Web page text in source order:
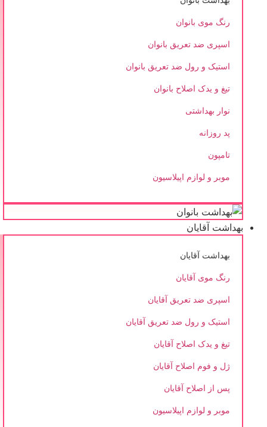
رنگ موی بانوان
اسپری ضد تعریق بانوان
استیک و رول ضد تعریق بانوان
تیغ و یدک اصلاح بانوان
نوار بهداشتی
پد روزانه
تامپون
موبر و لوازم اپیلاسیون
بهداشت آقایان
بهداشت آقایان
رنگ موی آقایان
اسپری ضد تعریق آقایان
استیک و رول ضد تعریق آقایان
تیغ و یدک اصلاح آقایان
ژل و فوم اصلاح آقایان
پس از اصلاح آقایان
موبر و لوازم اپیلاسیون